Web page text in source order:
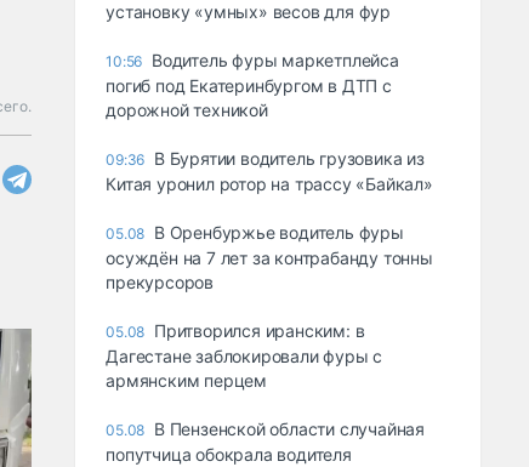
ycтaнoвкy «yмныx» вecoв для фyp
10:56 Водитель фуры маркетплейса
погиб под Екатеринбургом в ДТП с
дорожной техникой
09:36 В Бурятии водитель грузовика из
Китая уронил ротор на трассу «Байкал»
05.08 В Оренбуржье водитель фуры
осуждён на 7 лет за контрабанду тонны
прекурсоров
05.08 Притворился иранским: в
Дагестане заблокировали фуры с
армянским перцем
05.08 В Пензенской области случайная
попутчица обокрала водителя